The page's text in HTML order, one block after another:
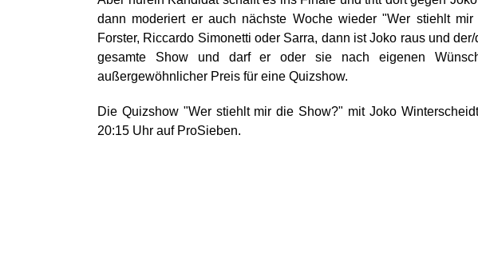
dann moderiert er auch nächste Woche wieder "Wer stiehlt
Forster, Riccardo Simonetti oder Sarra, dann ist Joko raus und
gesamte Show und darf er oder sie nach eigenen
außergewöhnlicher Preis für eine Quizshow.
Die Quizshow "Wer stiehlt mir die Show?" mit Joko
20:15 Uhr auf ProSieben.